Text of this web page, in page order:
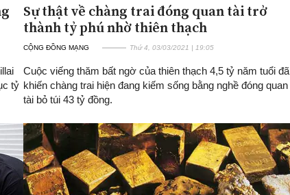
tỷ
Sự thật về chàng trai đóng quan tài trở
thành tỷ phú nhờ thiên thạch
CỘNG ĐỒNG MẠNG Thứ 4, 03/03/2021 | 19:05
Cuộc viếng thăm bất ngờ của thiên thạch 4,5 tỷ năm tuổi đã
khiến chàng trai hiện đang kiếm sống bằng nghề đóng quan
tài bỏ túi 43 tỷ đồng.